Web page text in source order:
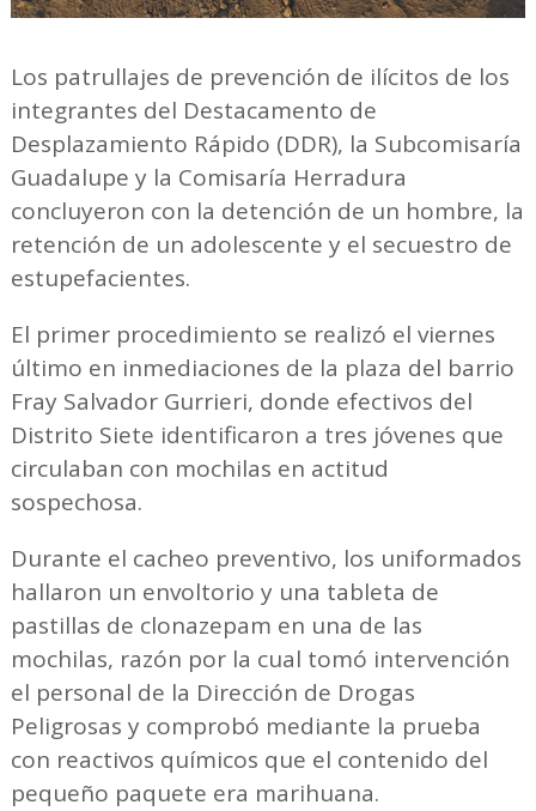
Los patrullajes de prevención de ilícitos de los
integrantes del Destacamento de
Desplazamiento Rápido (DDR), la Subcomisaría
Guadalupe y la Comisaría Herradura
concluyeron con la detención de un hombre, la
retención de un adolescente y el secuestro de
estupefacientes.
El primer procedimiento se realizó el viernes
último en inmediaciones de la plaza del barrio
Fray Salvador Gurrieri, donde efectivos del
Distrito Siete identificaron a tres jóvenes que
circulaban con mochilas en actitud
sospechosa.
Durante el cacheo preventivo, los uniformados
hallaron un envoltorio y una tableta de
pastillas de clonazepam en una de las
mochilas, razón por la cual tomó intervención
el personal de la Dirección de Drogas
Peligrosas y comprobó mediante la prueba
con reactivos químicos que el contenido del
pequeño paquete era marihuana.